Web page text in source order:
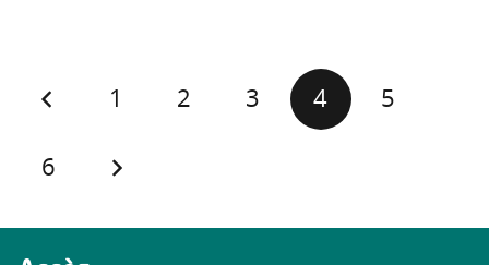
1 2 3 4 5
6